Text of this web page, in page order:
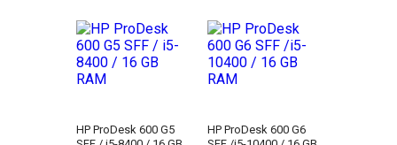
HP ProDesk 600 G5
HP ProDesk 600 G6